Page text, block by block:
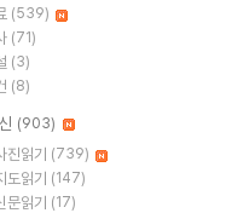
(539)
(71)
(3)
(8)
(903)
진읽기 (739)
도읽기 (147)
문읽기 (17)